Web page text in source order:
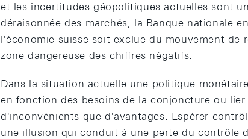
et les incertitudes géopolitiques actuelles sont
déraisonnée des marchés, la Banque nationale
l'économie suisse soit exclue du mouvement de
zone dangereuse des chiffres négatifs.
Dans la situation actuelle une politique
en fonction des besoins de la conjoncture ou
d'inconvénients que d'avantages. Espérer
une illusion qui conduit à une perte du contrôle